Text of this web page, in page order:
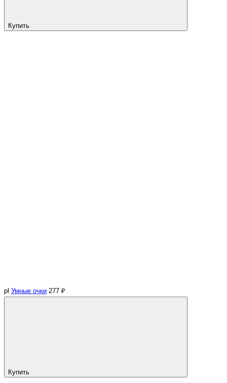
Купить
pl Умные очки 277 ₽
Купить